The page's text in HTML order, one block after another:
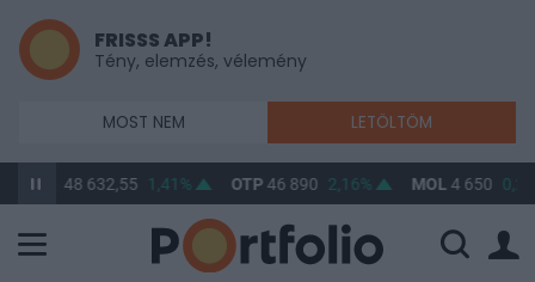
FRISSS APP!
Tény, elemzés, vélemény
MOST NEM LETÖLTÖM
BUX 148 632,55 1,41% OTP46 890 2,16% MOL4 650